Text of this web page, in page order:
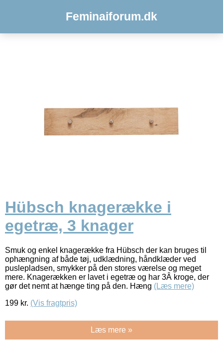
Feminaiforum.dk
Hübsch knagerække i
egetræ, 3 knager
Smuk og enkel knagerække fra Hübsch der kan bruges til
ophængning af både tøj, udklædning, håndklæder ved
puslepladsen, smykker på den stores værelse og meget
mere. Knagerækken er lavet i egetræ og har 3Â kroge, der
gør det nemt at hænge ting på den. Hæng (Læs mere)
199 kr. (Vis fragtpris)
Læs mere »